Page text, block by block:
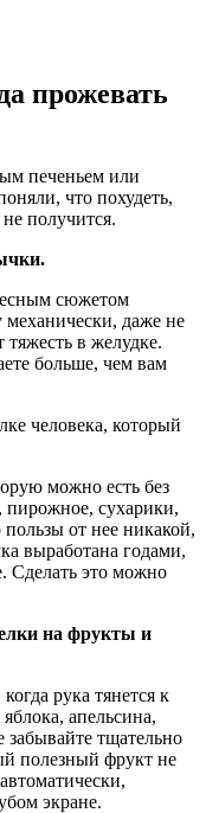
прожевать
печеньем или
что похудеть,
получится.
сюжетом
механически, даже не
в желудке.
больше, чем вам
человека, который
можно есть без
пирожное, сухарики,
от нее никакой,
выработана годами,
Сделать это можно
на фрукты и
рука тянется к
апельсина,
тщательно
полезный фрукт не
экране.